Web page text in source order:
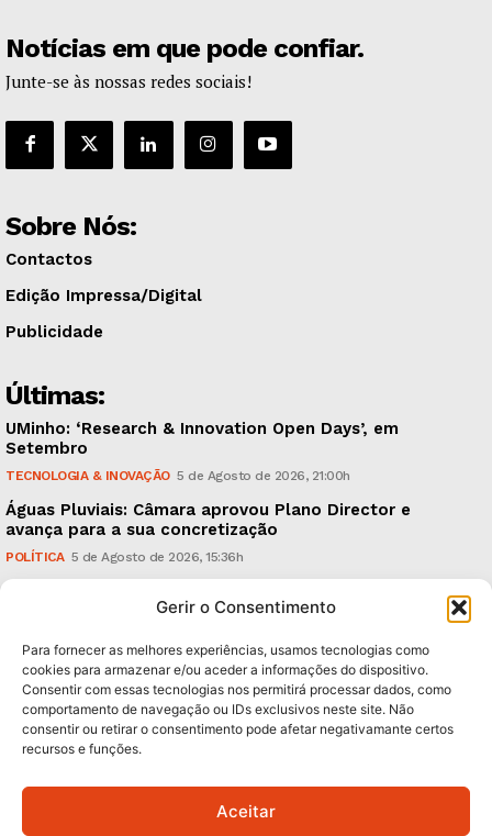
Gerir o Consentimento
Para fornecer as melhores experiências, usamos tecnologias como
cookies para armazenar e/ou aceder a informações do dispositivo.
Consentir com essas tecnologias nos permitirá processar dados, como
comportamento de navegação ou IDs exclusivos neste site. Não
consentir ou retirar o consentimento pode afetar negativamante certos
recursos e funções.
Aceitar
Notícias em que pode confiar.
Junte-se às nossas redes sociais!
Sobre Nós:
Contactos
Edição Impressa/Digital
Publicidade
Últimas:
UMinho: ‘Research & Innovation Open Days’, em
Setembro
TECNOLOGIA & INOVAÇÃO 5 de Agosto de 2026, 21:00h
Águas Pluviais: Câmara aprovou Plano Director e
avança para a sua concretização
POLÍTICA 5 de Agosto de 2026, 15:36h
Subscreva Newsletter:
QUERO ADERIR